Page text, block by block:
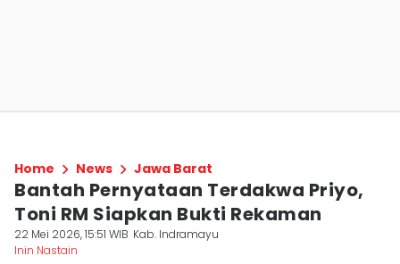
Home News Jawa Barat
Bantah Pernyataan Terdakwa Priyo,
Toni RM Siapkan Bukti Rekaman
22 Mei 2026, 15:51 WIB Kab. Indramayu
Inin Nastain